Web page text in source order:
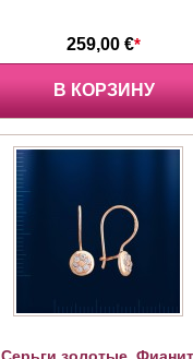
259,00 €*
В КОРЗИНУ